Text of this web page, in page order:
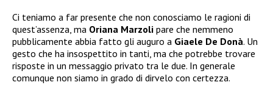
Ci teniamo a far presente che non conosciamo le ragioni di
quest’assenza, ma Oriana Marzoli pare che nemmeno
pubblicamente abbia fatto gli auguro a Giaele De Donà. Un
gesto che ha insospettito in tanti, ma che potrebbe trovare
risposte in un messaggio privato tra le due. In generale
comunque non siamo in grado di dirvelo con certezza.